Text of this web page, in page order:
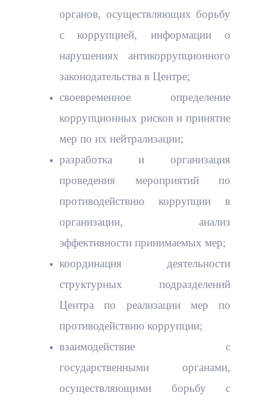
органов, осуществляющих борьбу
с коррупцией, информации о
нарушениях антикоррупционного
законодательства в Центре;
своевременное определение
коррупционных рисков и принятие
мер по их нейтрализации;
разработка и организация
проведения мероприятий по
противодействию коррупции в
организации, анализ
эффективности принимаемых мер;
координация деятельности
структурных подразделений
Центра по реализации мер по
противодействию коррупции;
взаимодействие с
государственными органами,
осуществляющими борьбу с